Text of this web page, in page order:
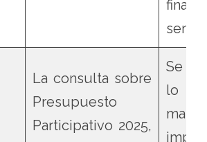
La consulta sobre
Presupuesto
Participativo 2025,
Se
lo